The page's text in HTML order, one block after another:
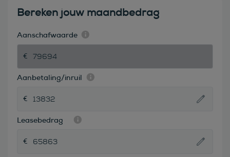
Bereken jouw maandbedrag
Aanschafwaarde
Aanbetaling/inruil
Leasebedrag